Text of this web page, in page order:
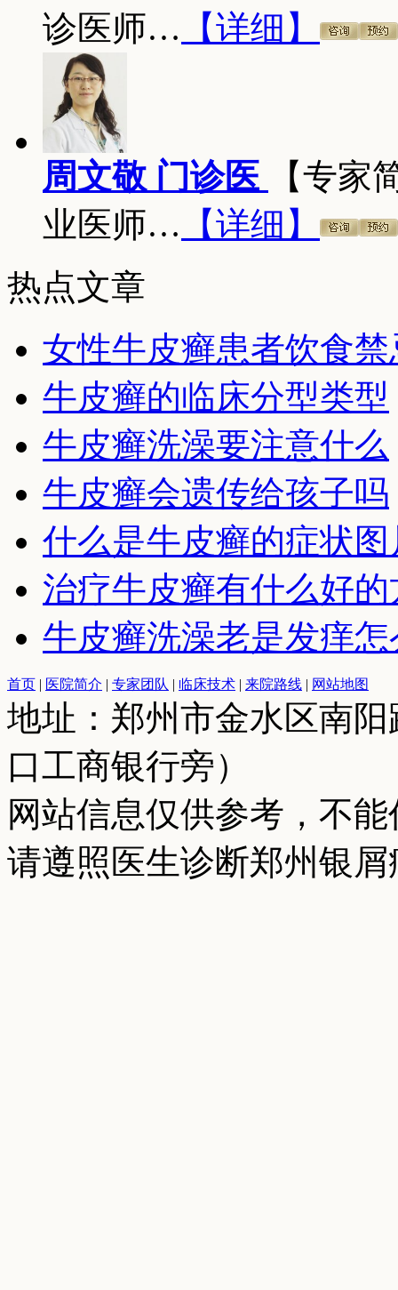
诊医师… 【详细】
周文敬 门诊医
【专家
业医师… 【详细】
热点文章
女性牛皮癣患者饮食禁
牛皮癣的临床分型类型
牛皮癣洗澡要注意什么
牛皮癣会遗传给孩子吗
什么是牛皮癣的症状图
治疗牛皮癣有什么好
牛皮癣洗澡老是发痒
首页 | 医院简介 | 专家团队 | 临床技术 | 来院路线 | 网站地图
地址：郑州市金水区南
口工商银行旁）
网站信息仅供参考，不
请遵照医生诊断郑州银